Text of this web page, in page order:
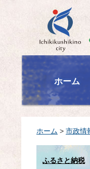
いちき串木野市
ホーム
ホーム > 市政情
ふるさと納税